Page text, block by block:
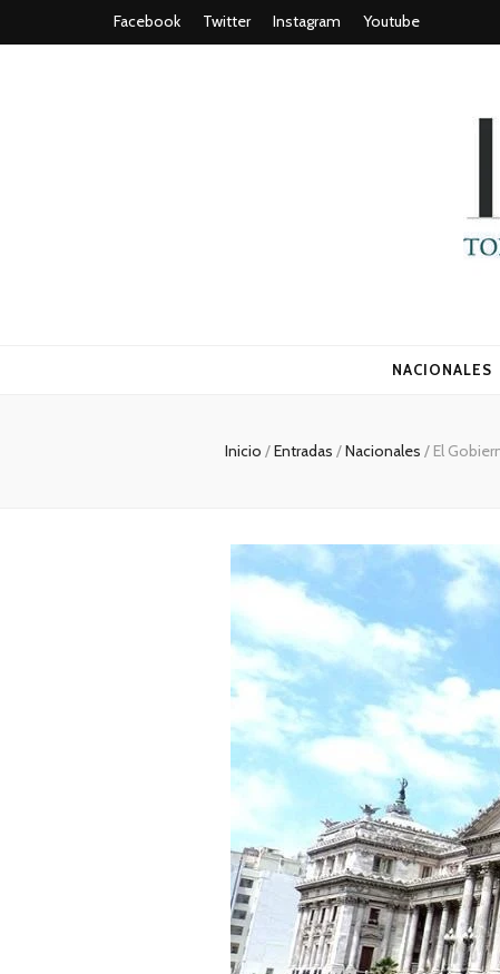
Facebook Twitter Instagram Youtube
Todo esNACIONALES
Inicio /Entradas /Nacionales / El